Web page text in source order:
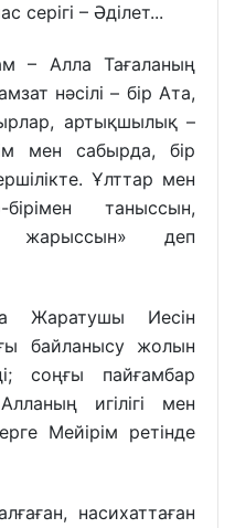
серігі – Әділет...
– Алла Тағаланың
нәсілі – бір Ата,
артықшылық –
мен сабырда, бір
Ұлттар мен
таныссын,
жарыссын» деп
Жаратушы Иесін
байланысу жолын
соңғы пайғамбар
игілігі мен
Мейірім ретінде
насихаттаған